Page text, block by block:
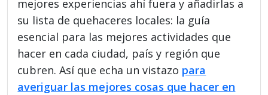
mejores experiencias ahí fuera y añadirlas a
su lista de quehaceres locales: la guía
esencial para las mejores actividades que
hacer en cada ciudad, país y región que
cubren. Así que echa un vistazo para
averiguar las mejores cosas que hacer en